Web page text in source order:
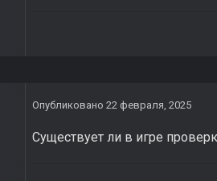
Опубликовано 22 февраля, 2025
Существует ли в игре